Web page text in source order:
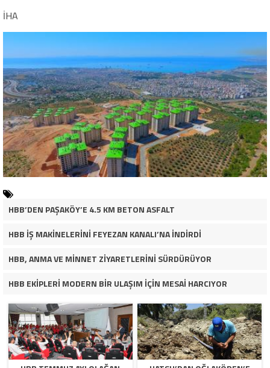
İHA
HBB’DEN PAŞAKÖY’E 4.5 KM BETON ASFALT
HBB İŞ MAKİNELERİNİ FEYEZAN KANALI’NA İNDİRDİ
HBB, ANMA VE MİNNET ZİYARETLERİNİ SÜRDÜRÜYOR
HBB EKİPLERİ MODERN BİR ULAŞIM İÇİN MESAİ HARCIYOR